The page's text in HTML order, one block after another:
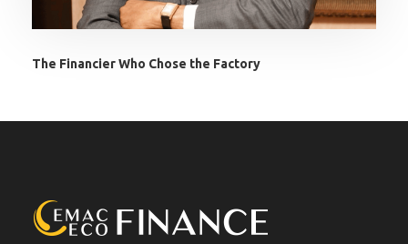
The Financier Who Chose the Factory